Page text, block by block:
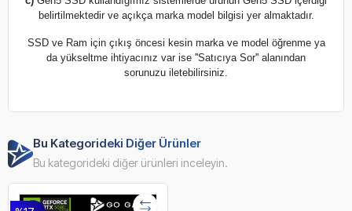
belirtilmektedir ve açıkça marka model bilgisi yer almaktadır.
SSD ve Ram için çıkış öncesi kesin marka ve model öğrenme ya
da yükseltme ihtiyacınız var ise ''Satıcıya Sor'' alanından
sorunuzu iletebilirsiniz.
Bu Kategorideki Diğer Ürünler
Bu kategorideki diğer ürünleri inceleyin.